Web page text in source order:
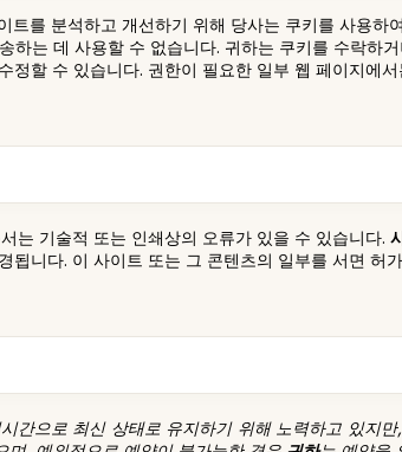
를 분석하고 개선하기 위해 당사는 쿠키를 사용하
는 데 사용할 수 없습니다. 귀하는 쿠키를 수락하
할 수 있습니다. 권한이 필요한 일부 웹 페이지에
는 기술적 또는 인쇄상의 오류가 있을 수 있습니다.
니다. 이 사이트 또는 그 콘텐츠의 일부를 서면 허
으로 최신 상태로 유지하기 위해 노력하고 있지